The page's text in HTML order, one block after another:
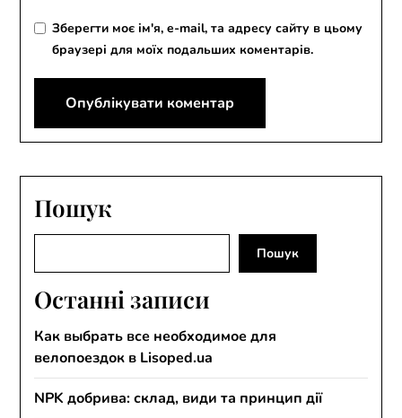
Зберегти моє ім'я, e-mail, та адресу сайту в цьому
браузері для моїх подальших коментарів.
Пошук
Пошук
Останні записи
Как выбрать все необходимое для
велопоездок в Lisoped.ua
NPK добрива: склад, види та принцип дії